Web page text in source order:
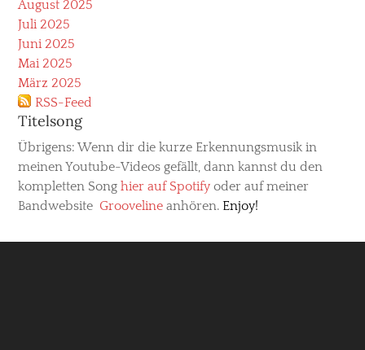
August 2025
Juli 2025
Juni 2025
Mai 2025
März 2025
RSS-Feed
Titelsong
Übrigens: Wenn dir die kurze Erkennungsmusik in
meinen Youtube-Videos gefällt, dann kannst du den
kompletten Song hier auf Spotify oder auf meiner
Bandwebsite Grooveline anhören. Enjoy!